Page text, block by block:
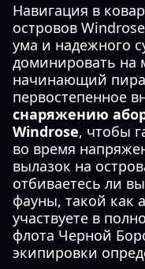
Навигация в
островов
ума и надежного
доминировать на
начинающий
первостепенное
снаряжению
Windrose, чтобы
во время
вылазок на
отбиваетесь ли
фауны, такой как
участвуете в
флота Черной
экипировки